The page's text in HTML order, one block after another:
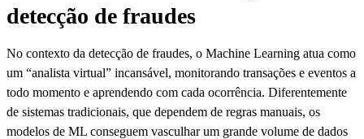
detecção de fraudes
No contexto da detecção de fraudes, o Machine Learning atua como
um “analista virtual” incansável, monitorando transações e eventos a
todo momento e aprendendo com cada ocorrência. Diferentemente
de sistemas tradicionais, que dependem de regras manuais, os
modelos de ML conseguem vasculhar um grande volume de dados